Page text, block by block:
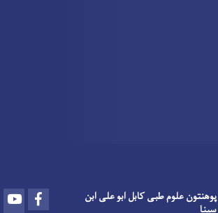
پوهنتون علوم طبی کابل ابو علی ابن Youtube